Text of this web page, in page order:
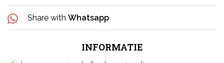
Share with Whatsapp
INFORMATIE